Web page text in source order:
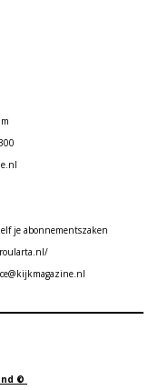
je abonnementszaken
©